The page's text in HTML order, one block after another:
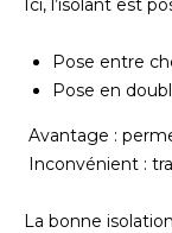
Ici, l’isolant est
Pose entre
Pose en
Avantage :
Inconvénient :
La bonne